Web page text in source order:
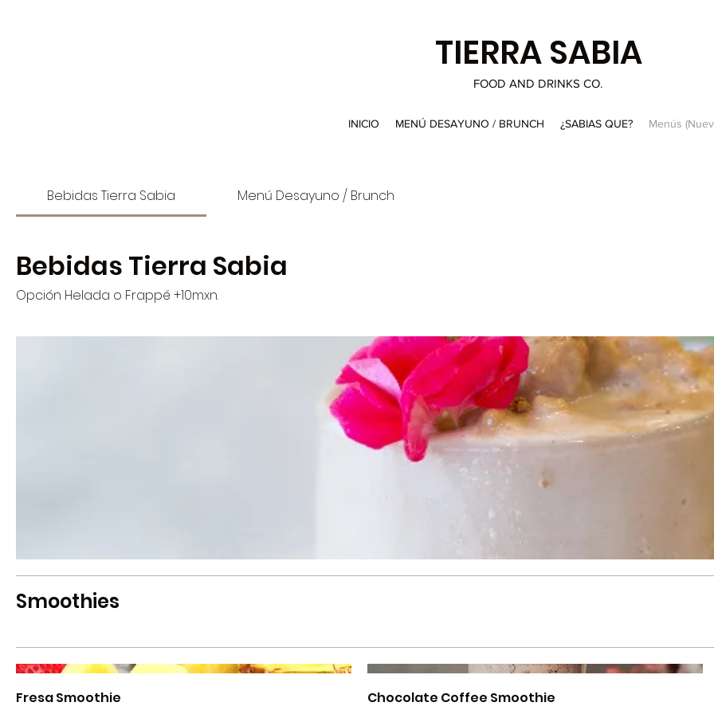
TIERRA SABIA
FOOD AND DRINKS CO.
INICIO MENÚ DESAYUNO / BRUNCH ¿SABIAS QUE? Menús
Bebidas Tierra Sabia Menú Desayuno / Brunch
Bebidas Tierra Sabia
Opción Helada o Frappé +10mxn.
Smoothies
Fresa Smoothie Chocolate Coffee Smoothie